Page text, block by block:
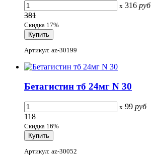
x 316 руб
381
Скидка 17%
Артикул: az-30199
Бетагистин тб 24мг N 30
x 99 руб
118
Скидка 16%
Артикул: az-30052